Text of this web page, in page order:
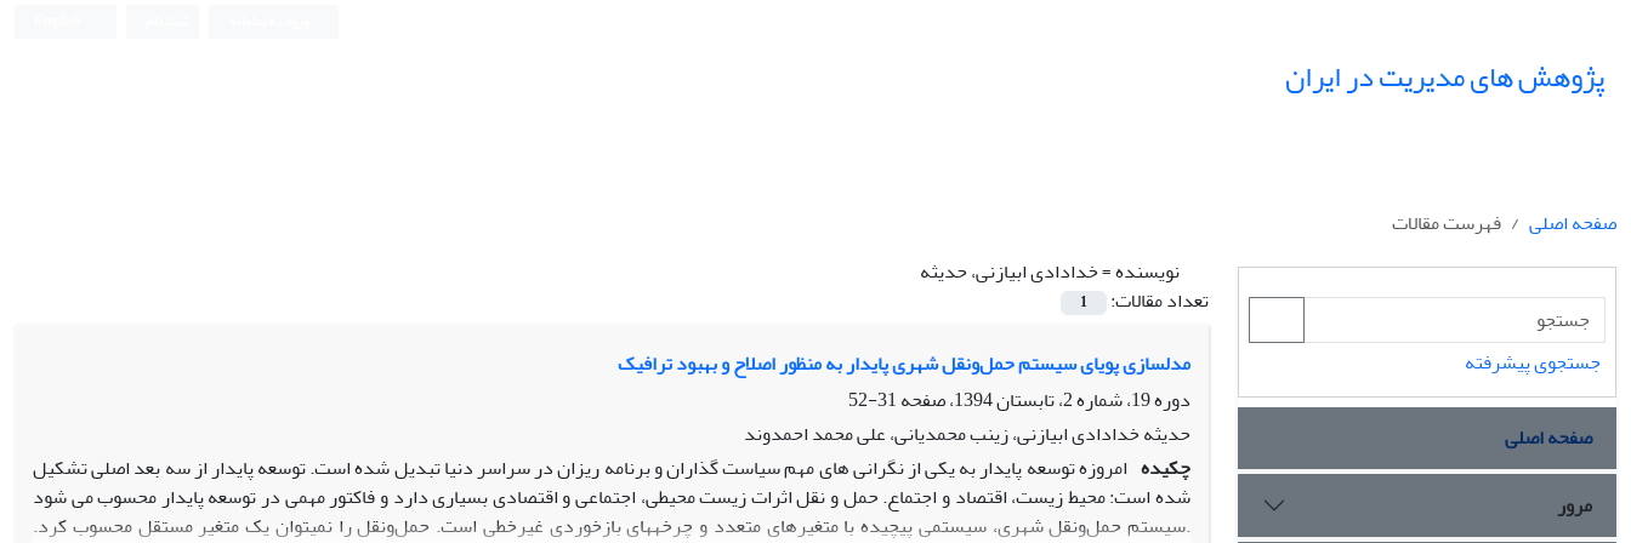
پژوهش های مدیریت در ایران
صفحه اصلی
فهرست مقالات
نویسنده =خدادادی ابیازنی، حدیثه
تعداد مقالات:
1
مدل‎سازی پویای سیستم حمل‌ونقل شهری پایدار به منظور اصلاح و بهبود ترافیک
دوره 19، شماره 2، تابستان 1394، صفحه
31-52
حدیثه خدادادی ابیازنی، زینب محمدیانی، علی محمد احمدوند
چکیده امروزه توسعه پایدار به یکی از نگرانی های مهم سیاست گذاران و برنامه ریزان در سراسر دنیا تبدیل شده است. توسعه پایدار از سه بعد اصلی تشکیل
شده است: محیط زیست، اقتصاد و اجتماع. حمل و نقل اثرات زیست محیطی، اجتماعی و اقتصادی بسیاری دارد و فاکتور مهمی در توسعه پایدار محسوب می شود
.سیستم حمل‌ونقل شهری، سیستمی پیچیده با متغیرهای متعدد و چرخه‎های بازخوردی غیرخطی است. حمل‌ونقل را نمی‎توان یک متغیر مستقل محسوب کرد.
جستجوی پیشرفته
صفحه اصلی
مرور